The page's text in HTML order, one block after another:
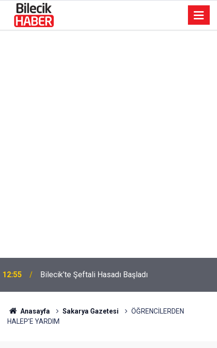
12:55 Bilecik’te Şeftali Hasadı Başladı
Anasayfa Sakarya Gazetesi
ÖĞRENCİLERDEN
HALEP'E YARDIM